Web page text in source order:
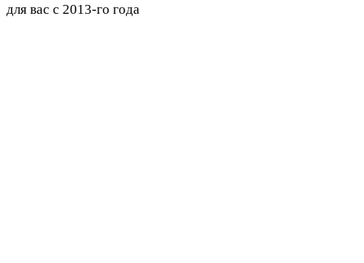
для вас с 2013-го года